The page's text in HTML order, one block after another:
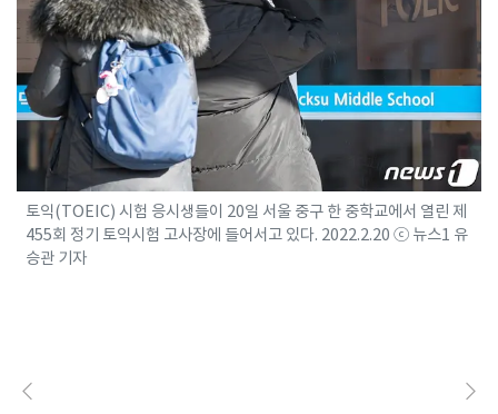
토익(TOEIC) 시험 응시생들이 20일 서울 중구 한 중학교에서 열린 제
455회 정기 토익시험 고사장에 들어서고 있다. 2022.2.20 ⓒ 뉴스1 유
승관 기자